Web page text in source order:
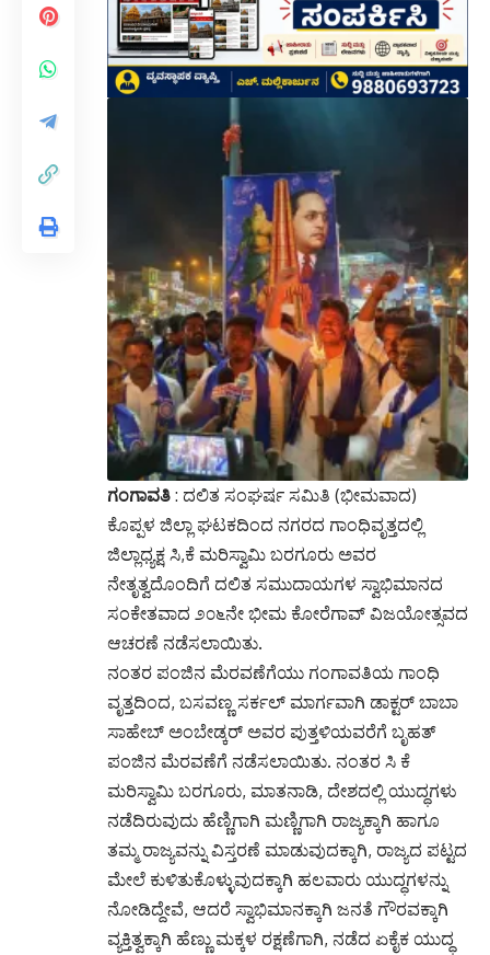
ಗಂಗಾವತಿ : ದಲಿತ ಸಂಘರ್ಷ ಸಮಿತಿ (ಭೀಮವಾದ)
ಕೊಪ್ಪಳ ಜಿಲ್ಲಾ ಘಟಕದಿಂದ ನಗರದ ಗಾಂಧಿವೃತ್ತದಲ್ಲಿ
ಜಿಲ್ಲಾಧ್ಯಕ್ಷ ಸಿ,ಕೆ ಮರಿಸ್ವಾಮಿ ಬರಗೂರು ಅವರ
ನೇತೃತ್ವದೊಂದಿಗೆ ದಲಿತ ಸಮುದಾಯಗಳ ಸ್ವಾಭಿಮಾನದ
ಸಂಕೇತವಾದ ೨೦೬ನೇ ಭೀಮ ಕೋರೆಗಾವ್ ವಿಜಯೋತ್ಸವದ
ಆಚರಣೆ ನಡೆಸಲಾಯಿತು.
ನಂತರ ಪಂಜಿನ ಮೆರವಣೆಗೆಯು ಗಂಗಾವತಿಯ ಗಾಂಧಿ
ವೃತ್ತದಿಂದ, ಬಸವಣ್ಣ ಸರ್ಕಲ್ ಮಾರ್ಗವಾಗಿ ಡಾಕ್ಟರ್ ಬಾಬಾ
ಸಾಹೇಬ್ ಅಂಬೇಡ್ಕರ್ ಅವರ ಪುತ್ತಳಿಯವರೆಗೆ ಬೃಹತ್
ಪಂಜಿನ ಮೆರವಣೆಗೆ ನಡೆಸಲಾಯಿತು. ನಂತರ ಸಿ ಕೆ
ಮರಿಸ್ವಾಮಿ ಬರಗೂರು, ಮಾತನಾಡಿ, ದೇಶದಲ್ಲಿ ಯುದ್ಧಗಳು
ನಡೆದಿರುವುದು ಹೆಣ್ಣಿಗಾಗಿ ಮಣ್ಣಿಗಾಗಿ ರಾಜ್ಯಕ್ಕಾಗಿ ಹಾಗೂ
ತಮ್ಮ ರಾಜ್ಯವನ್ನು ವಿಸ್ತರಣೆ ಮಾಡುವುದಕ್ಕಾಗಿ, ರಾಜ್ಯದ ಪಟ್ಟದ
ಮೇಲೆ ಕುಳಿತುಕೊಳ್ಳುವುದಕ್ಕಾಗಿ ಹಲವಾರು ಯುದ್ಧಗಳನ್ನು
ನೋಡಿದ್ದೇವೆ, ಆದರೆ ಸ್ವಾಭಿಮಾನಕ್ಕಾಗಿ ಜನತೆ ಗೌರವಕ್ಕಾಗಿ
ವ್ಯಕ್ತಿತ್ವಕ್ಕಾಗಿ ಹೆಣ್ಣು ಮಕ್ಕಳ ರಕ್ಷಣೆಗಾಗಿ, ನಡೆದ ಏಕೈಕ ಯುದ್ಧ